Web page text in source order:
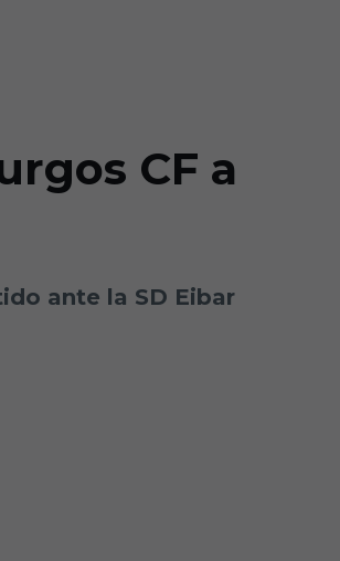
CF a
ante la SD Eibar